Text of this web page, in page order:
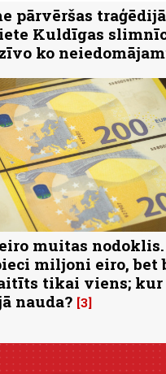
pārvēršas
Kuldīgas
ko
muitas
miljoni eiro, bet
tikai viens;
nauda? 3